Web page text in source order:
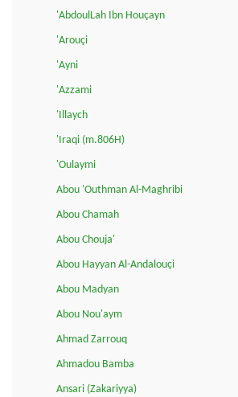
'AbdoulLah Ibn Houçayn
'Arouçi
'Ayni
'Azzami
'Illaych
'Iraqi (m.806H)
'Oulaymi
Abou 'Outhman Al-Maghribi
Abou Chamah
Abou Chouja'
Abou Hayyan Al-Andalouçi
Abou Madyan
Abou Nou'aym
Ahmad Zarrouq
Ahmadou Bamba
Ansari (Zakariyya)